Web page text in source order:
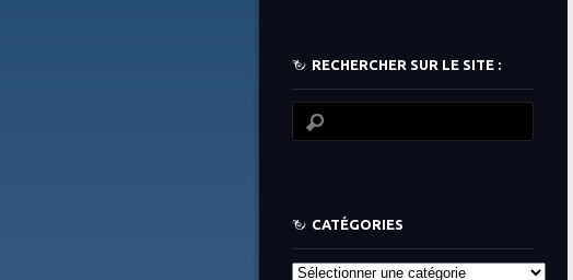
RECHERCHER SUR LE SITE :
CATÉGORIES
Catégories